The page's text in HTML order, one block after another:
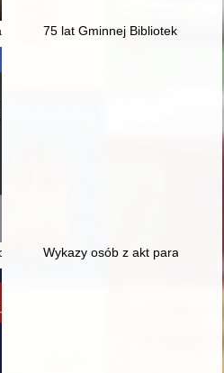
Chojniku i Cieplicach
75 lat Gminnej Biblioteki
w latach 1815-1945
Wykazy osób z akt